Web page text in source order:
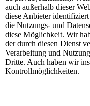
auch außerhalb dieser
diese Anbieter
die Nutzungs- und
diese Möglichkeit. Wir
der durch diesen Dienst
Verarbeitung und
Dritte. Auch haben wir
Kontrollmöglichkeiten.